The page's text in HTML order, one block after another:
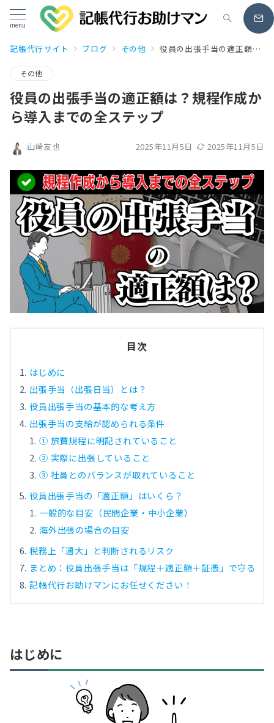
menu
記帳代行サイト ブログ その他 役員の出張手当の適正額は？規程作成から導入までの全ステップ
その他
役員の出張手当の適正額は？規程作成か
ら導入までの全ステップ
2025年11月5日 2025年11月5日
山崎友也
目次
はじめに
出張手当（出張日当）とは？
役員出張手当の基本的な考え方
出張手当の支給が認められる条件
① 旅費規程に明記されていること
② 実際に出張していること
③ 社員とのバランスが取れていること
役員出張手当の「適正額」はいくら？
一般的な目安（民間企業・中小企業）
海外出張の場合の目安
税務上「過大」と判断されるリスク
まとめ：役員出張手当は「規程＋適正額＋証憑」で守る
記帳代行お助けマンにお任せください！
はじめに